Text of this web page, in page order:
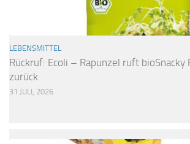
LEBENSMITTEL
Rückruf: Ecoli – Rapunzel ruft bioSnacky
zurück
31 JULI, 2026